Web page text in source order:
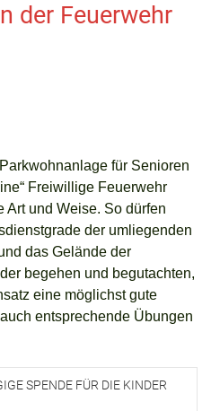
der Feuerwehr
für Senioren
Freiwillige Feuerwehr
Art und Weise. So dürfen
der umliegenden
das Gelände der
begehen und begutachten,
eine möglichst gute
entsprechende Übungen
SPENDE FÜR DIE KINDER U